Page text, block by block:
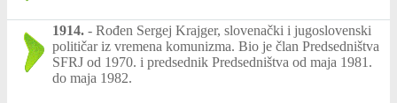
1914. - Rođen Sergej Krajger, slovenački i jugoslovenski
političar iz vremena komunizma. Bio je član Predsedništva
SFRJ od 1970. i predsednik Predsedništva od maja 1981.
do maja 1982.